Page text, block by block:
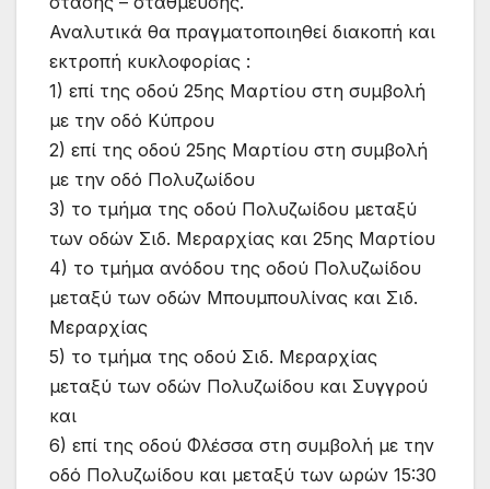
Αναλυτικά θα πραγματοποιηθεί διακοπή και
εκτροπή κυκλοφορίας :
1) επί της οδού 25ης Μαρτίου στη συμβολή
με την οδό Κύπρου
2) επί της οδού 25ης Μαρτίου στη συμβολή
με την οδό Πολυζωίδου
3) το τμήμα της οδού Πολυζωίδου μεταξύ
των οδών Σιδ. Μεραρχίας και 25ης Μαρτίου
4) το τμήμα ανόδου της οδού Πολυζωίδου
μεταξύ των οδών Μπουμπουλίνας και Σιδ.
Μεραρχίας
5) το τμήμα της οδού Σιδ. Μεραρχίας
μεταξύ των οδών Πολυζωίδου και Συγγρού
και
6) επί της οδού Φλέσσα στη συμβολή με την
οδό Πολυζωίδου και μεταξύ των ωρών 15:30